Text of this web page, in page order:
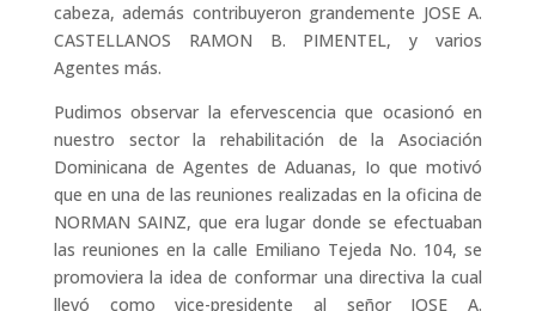
cabeza, además contribuyeron grandemente JOSE A.
CASTELLANOS RAMON B. PIMENTEL, y varios
Agentes más.
Pudimos observar la efervescencia que ocasionó en
nuestro sector la rehabilitación de la Asociación
Dominicana de Agentes de Aduanas, Io que motivó
que en una de las reuniones realizadas en la oficina de
NORMAN SAINZ, que era lugar donde se efectuaban
las reuniones en la calle Emiliano Tejeda No. 104, se
promoviera la idea de conformar una directiva la cual
llevó como vice-presidente al señor JOSE A.